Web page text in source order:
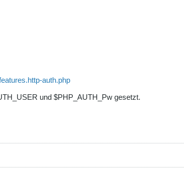
auth.php
und $PHP_AUTH_Pw gesetzt.